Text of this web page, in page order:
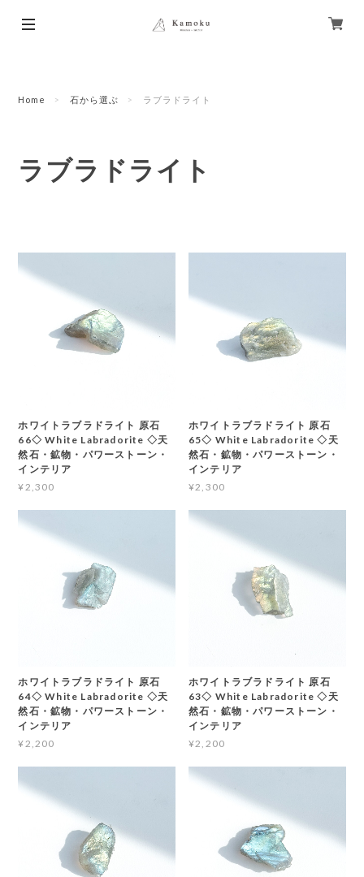
Home 石から選ぶ ラブラドライト
ラブラドライト
ホワイトラブラドライト 原石
66◇ White Labradorite ◇天
然石・鉱物・パワーストーン・
インテリア
¥2,300
ホワイトラブラドライト 原石
65◇ White Labradorite ◇天
然石・鉱物・パワーストーン・
インテリア
¥2,300
ホワイトラブラドライト 原石
64◇ White Labradorite ◇天
然石・鉱物・パワーストーン・
インテリア
¥2,200
ホワイトラブラドライト 原石
63◇ White Labradorite ◇天
然石・鉱物・パワーストーン・
インテリア
¥2,200